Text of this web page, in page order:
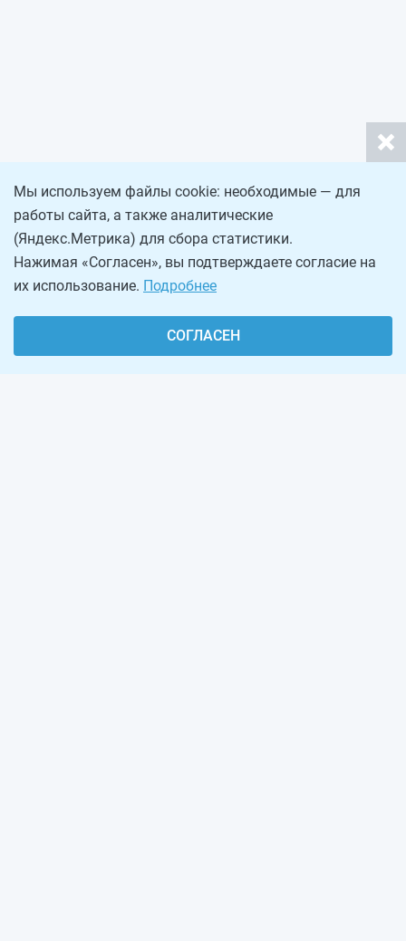
Мы используем файлы cookie: необходимые — для
работы сайта, а также аналитические
(Яндекс.Метрика) для сбора статистики.
Нажимая «Согласен», вы подтверждаете согласие на
их использование. Подробнее
СОГЛАСЕН